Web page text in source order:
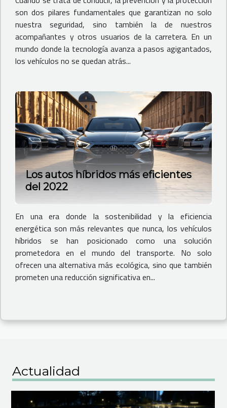
son dos pilares fundamentales que garantizan no solo
nuestra seguridad, sino también la de nuestros
acompañantes y otros usuarios de la carretera. En un
mundo donde la tecnología avanza a pasos agigantados,
los vehículos no se quedan atrás...
Los autos híbridos más eficientes
del 2022
En una era donde la sostenibilidad y la eficiencia
energética son más relevantes que nunca, los vehículos
híbridos se han posicionado como una solución
prometedora en el mundo del transporte. No solo
ofrecen una alternativa más ecológica, sino que también
prometen una reducción significativa en...
Actualidad